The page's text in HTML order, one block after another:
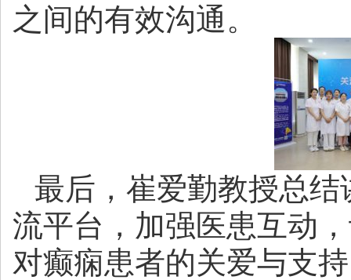
之间的有效沟通。
最后，崔爱勤教授总
流平台，加强医患互动
对癫痫患者的关爱与支